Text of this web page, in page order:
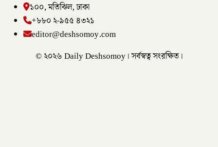
১০০, মতিঝিল, ঢাকা
+৮৮০ ২-৯৫৫ ৪৩২১
editor@deshsomoy.com
© ২০২৬ Daily Deshsomoy। সর্বস্বত্ব সংরক্ষিত।